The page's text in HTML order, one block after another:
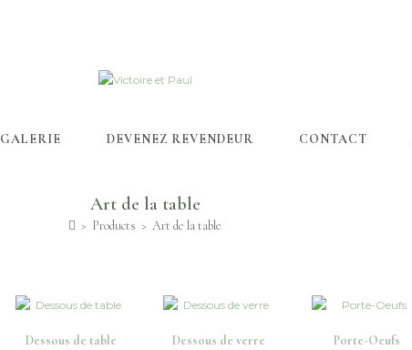
GALERIE DEVENEZ REVENDEUR CONTACT
Art de la table
> Products > Art de la table
Dessous de table Dessous de verre Porte-Oeufs